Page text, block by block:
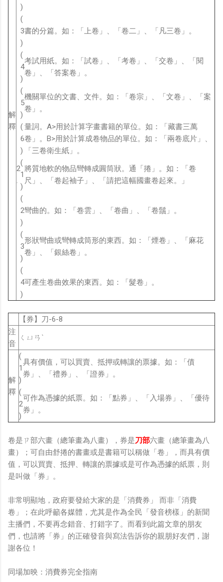
解
釋
)
(
3
)
書的分篇。如：「上卷」、「卷二」、「凡三卷」。
(
4
)
考試用紙。如：「試卷」、「考卷」、「交卷」、「閱
卷」、「答案卷」。
(
5
)
機關單位的文書、文件。如：「卷宗」、「文卷」、「案
卷」。
(
6
)
量詞。A>用於計算字畫書籍的單位。如：「藏書三萬
卷」。B>用於計算成卷物品的單位。如：「兩卷底片」、
「三卷衛生紙」。
2
(
1
)
將質地軟的物品彎轉成圓筒狀。通「捲」。如：「卷
尺」、「卷起袖子」、「請把這幅國畫卷起來。」
(
2
)
彎曲的。如：「卷雲」、「卷曲」、「卷鬚」。
(
3
)
形狀彎曲或彎轉成筒形的東西。如：「煙卷」、「麻花
卷」、「銀絲卷」。
(
4
)
可產生卷曲效果的東西。如：「髮卷」。
【券】刀-6-8
注
音
ㄑㄩㄢˋ
解
釋
(
1
)
具有價值，可以買賣、抵押或轉讓的票據。如：「債
券」、「禮券」、「證券」。
(
2
)
可作為憑據的紙票。如：「點券」、「入場券」、「優待
券」。
卷是ㄗ部六畫（總筆畫為八畫），券是刀部六畫（總筆畫為八
畫）；可自由舒捲的書畫或是書籍可以稱做「卷」，而具有價
值，可以買賣、抵押、轉讓的票據或是可作為憑據的紙票，則
是叫做「券」。
非常明顯地，政府要發給大家的是「消費券」 而非「消費
卷」；在此呼籲各媒體，尤其是作為全民「發音榜樣」的新聞
主播們，不要再念錯音、打錯字了。而看到此篇文章的朋友
們，也請將「券」的正確發音與寫法告訴你的親朋好友們，謝
謝各位！
同場加映：消費券完全指南